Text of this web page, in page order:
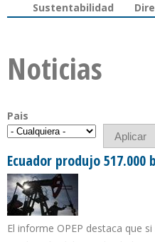
Sustentabilidad
Noticias
Pais
Ecuador produjo 517.000
El informe OPEP destaca que